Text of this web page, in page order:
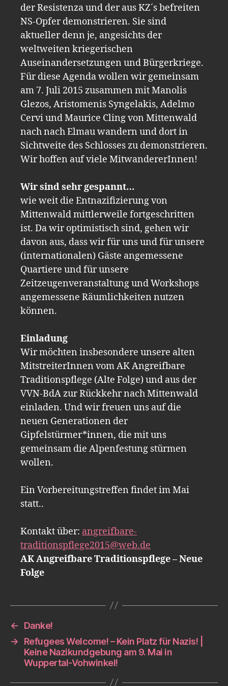
der Resistenza und der aus KZ´s befreiten
NS-Opfer demonstrieren. Sie sind
aktueller denn je, angesichts der
weltweiten kriegerischen
Auseinandersetzungen und Bürgerkriege.
Für diese Agenda wollen wir gemeinsam
am 7. Juli 2015 zusammen mit Manolis
Glezos, Aristomenis Syngelakis, Adelmo
Cervi und Maurice Cling von Mittenwald
nach nach Elmau wandern und dort in
Sichtweite des Schlosses zu demonstrieren.
Wir hoffen auf viele MitwandererInnen!
Wir sind sehr gespannt…
wie weit die Entnazifizierung von
Mittenwald mittlerweile fortgeschritten
ist. Da wir optimistisch sind, gehen wir
davon aus, dass wir für uns und für unsere
(internationalen) Gäste angemessene
Quartiere und für unsere
Zeitzeugenveranstaltung und Workshops
angemessene Räumlichkeiten nutzen
können.
Einladung
Wir möchten insbesondere unsere alten
MitstreiterInnen vom AK Angreifbare
Traditionspflege (Alte Folge) und aus der
VVN-BdA zur Rückkehr nach Mittenwald
einladen. Und wir freuen uns auf die
neuen Generationen der
Gipfelstürmer*innen, die mit uns
gemeinsam die Alpenfestung stürmen
wollen.
Ein Vorbereitungstreffen findet im Mai
statt..
Kontakt über: angreifbare-
traditionspflege2015@web.de
AK Angreifbare Traditionspflege – Neue
Folge
←
Danke!
→
Refugees Welcome! – Kein Platz für Nazis! |
Keine Nazikundgebung am 9. Mai in
Wuppertal-Vohwinkel!